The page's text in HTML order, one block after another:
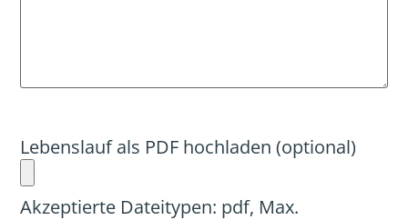
Lebenslauf als PDF hochladen (optional)
Akzeptierte Dateitypen: pdf, Max.